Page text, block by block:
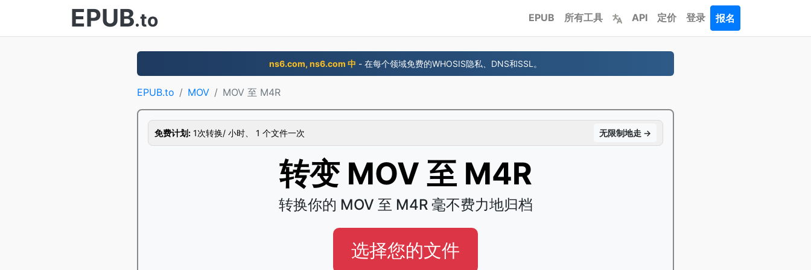
EPUB.to EPUB 所有工具 API 定价 登录 报名
ns6.com, ns6.com 中 - 在每个领域免费的WHOSIS隐私、DNS和SSL。
EPUB.to MOV MOV 至 M4R
免费计划: 1次转换/ 小时、 1 个文件一次 无限制地走 →
转变 MOV 至 M4R
转换你的 MOV 至 M4R 毫不费力地归档
选择您的文件